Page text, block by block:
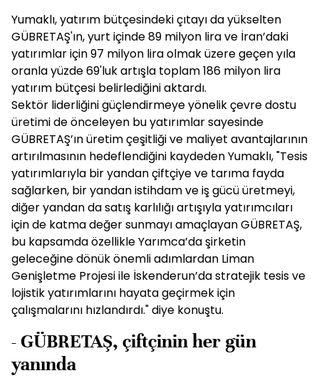
Yumaklı, yatırım bütçesindeki çıtayı da yükselten
GÜBRETAŞ'ın, yurt içinde 89 milyon lira ve İran’daki
yatırımlar için 97 milyon lira olmak üzere geçen yıla
oranla yüzde 69'luk artışla toplam 186 milyon lira
yatırım bütçesi belirlediğini aktardı.
Sektör liderliğini güçlendirmeye yönelik çevre dostu
üretimi de önceleyen bu yatırımlar sayesinde
GÜBRETAŞ’ın üretim çeşitliği ve maliyet avantajlarının
artırılmasının hedeflendiğini kaydeden Yumaklı, "Tesis
yatırımlarıyla bir yandan çiftçiye ve tarıma fayda
sağlarken, bir yandan istihdam ve iş gücü üretmeyi,
diğer yandan da satış karlılığı artışıyla yatırımcıları
için de katma değer sunmayı amaçlayan GÜBRETAŞ,
bu kapsamda özellikle Yarımca’da şirketin
geleceğine dönük önemli adımlardan Liman
Genişletme Projesi ile İskenderun’da stratejik tesis ve
lojistik yatırımlarını hayata geçirmek için
çalışmalarını hızlandırdı." diye konuştu.
- GÜBRETAŞ, çiftçinin her gün
yanında